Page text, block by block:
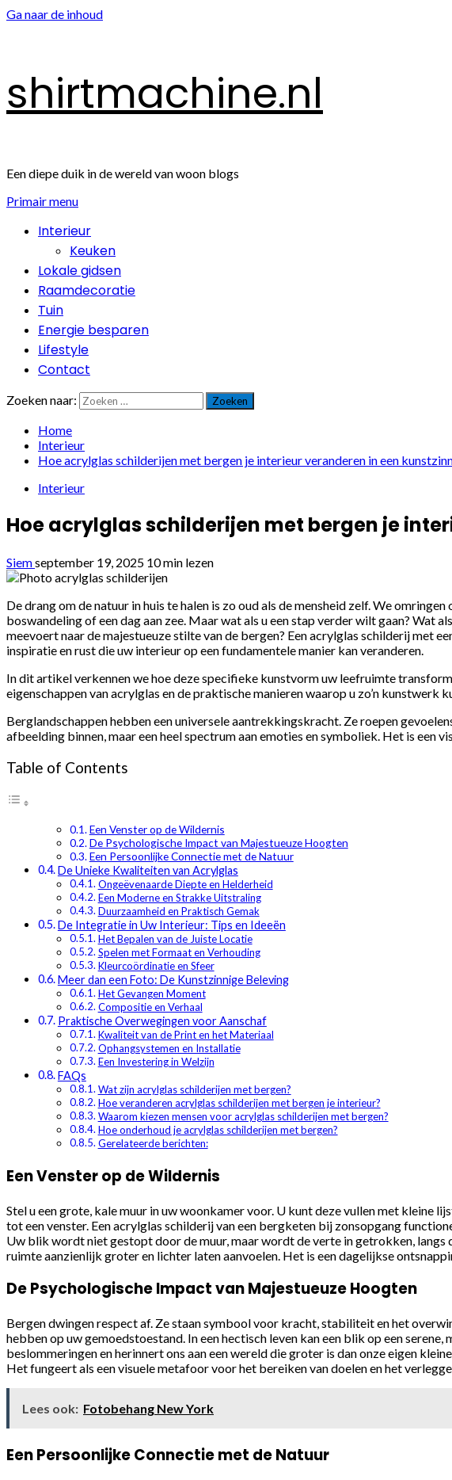
Ga naar de inhoud
shirtmachine.nl
Een diepe duik in de wereld van woon blogs
Primair menu
Interieur
Keuken
Lokale gidsen
Raamdecoratie
Tuin
Energie besparen
Lifestyle
Contact
Zoeken naar:
Home
Interieur
Hoe acrylglas schilderijen met bergen je interieur veranderen in een
Interieur
Hoe acrylglas schilderijen met bergen je
Siemseptember 19, 2025 10 min lezen
De drang om de natuur in huis te halen is zo oud als de mensheid zelf. We
boswandeling of een dag aan zee. Maar wat als u een stap verder wilt gaan? Wat
meevoert naar de majestueuze stilte van de bergen? Een acrylglas schilderij met
inspiratie en rust die uw interieur op een fundamentele manier kan veranderen.
In dit artikel verkennen we hoe deze specifieke kunstvorm uw leefruimte
eigenschappen van acrylglas en de praktische manieren waarop u zo’n
Berglandschappen hebben een universele aantrekkingskracht. Ze roepen
afbeelding binnen, maar een heel spectrum aan emoties en symboliek. Het is een
Table of Contents
Een Venster op de Wildernis
De Psychologische Impact van Majestueuze Hoogten
Een Persoonlijke Connectie met de Natuur
De Unieke Kwaliteiten van Acrylglas
Ongeëvenaarde Diepte en Helderheid
Een Moderne en Strakke Uitstraling
Duurzaamheid en Praktisch Gemak
De Integratie in Uw Interieur: Tips en Ideeën
Het Bepalen van de Juiste Locatie
Spelen met Formaat en Verhouding
Kleurcoördinatie en Sfeer
Meer dan een Foto: De Kunstzinnige Beleving
Het Gevangen Moment
Compositie en Verhaal
Praktische Overwegingen voor Aanschaf
Kwaliteit van de Print en het Materiaal
Ophangsystemen en Installatie
Een Investering in Welzijn
FAQs
Wat zijn acrylglas schilderijen met bergen?
Hoe veranderen acrylglas schilderijen met bergen je interieur?
Waarom kiezen mensen voor acrylglas schilderijen met bergen?
Hoe onderhoud je acrylglas schilderijen met bergen?
Gerelateerde berichten:
Een Venster op de Wildernis
Stel u een grote, kale muur in uw woonkamer voor. U kunt deze vullen met kleine
tot een venster. Een acrylglas schilderij van een bergketen bij zonsopgang
Uw blik wordt niet gestopt door de muur, maar wordt de verte in getrokken,
ruimte aanzienlijk groter en lichter laten aanvoelen. Het is een dagelijkse
De Psychologische Impact van Majestueuze Hoogten
Bergen dwingen respect af. Ze staan symbool voor kracht, stabiliteit en het
hebben op uw gemoedstoestand. In een hectisch leven kan een blik op een
beslommeringen en herinnert ons aan een wereld die groter is dan onze eigen
Het fungeert als een visuele metafoor voor het bereiken van doelen en het
Lees ook: Fotobehang New York
Een Persoonlijke Connectie met de Natuur